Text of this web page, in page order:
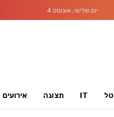
יום שלישי, אוגוסט 4
IT תצוגה אירועים